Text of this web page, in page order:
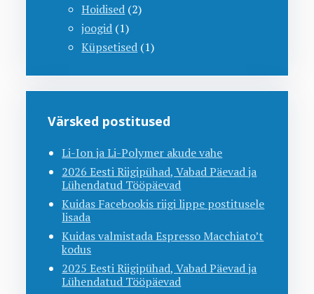
Hoidised (2)
joogid (1)
Küpsetised (1)
Värsked postitused
Li-Ion ja Li-Polymer akude vahe
2026 Eesti Riigipühad, Vabad Päevad ja
Lühendatud Tööpäevad
Kuidas Facebookis riigi lippe postitusele
lisada
Kuidas valmistada Espresso Macchiato’t
kodus
2025 Eesti Riigipühad, Vabad Päevad ja
Lühendatud Tööpäevad